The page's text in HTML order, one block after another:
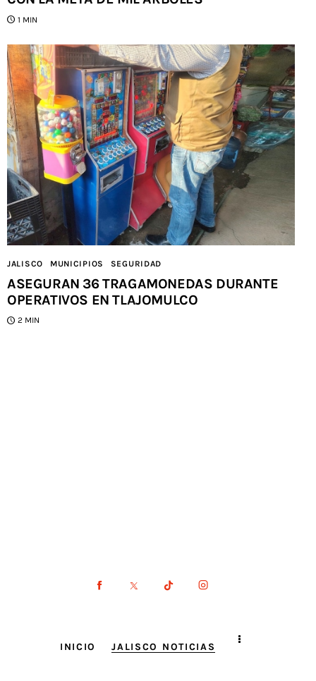
1 MIN
JALISCO MUNICIPIOS SEGURIDAD
ASEGURAN 36 TRAGAMONEDAS DURANTE
OPERATIVOS EN TLAJOMULCO
2 MIN
INICIO JALISCO NOTICIAS